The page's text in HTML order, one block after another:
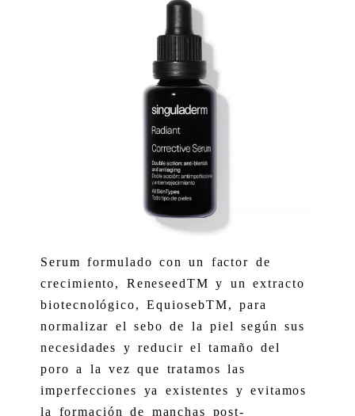
Serum formulado con un factor de
crecimiento, ReneseedTM y un extracto
biotecnológico, EquiosebTM, para
normalizar el sebo de la piel según sus
necesidades y reducir el tamaño del
poro a la vez que tratamos las
imperfecciones ya existentes y evitamos
la formación de manchas post-